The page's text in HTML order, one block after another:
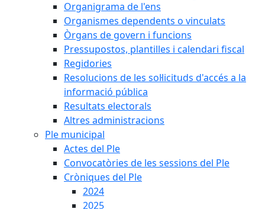
Organigrama de l'ens
Organismes dependents o vinculats
Òrgans de govern i funcions
Pressupostos, plantilles i calendari fiscal
Regidories
Resolucions de les sol·licituds d'accés a la
informació pública
Resultats electorals
Altres administracions
Ple municipal
Actes del Ple
Convocatòries de les sessions del Ple
Cròniques del Ple
2024
2025